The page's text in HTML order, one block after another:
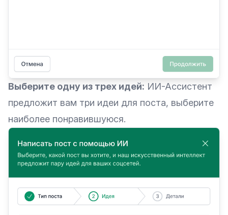
Выберите одну из трех идей: ИИ-Ассистент
предложит вам три идеи для поста, выберите
наиболее понравившуюся.